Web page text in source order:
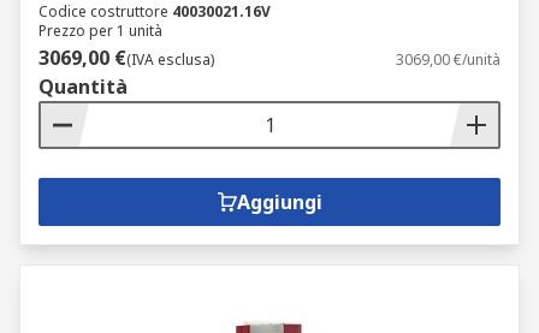
Codice costruttore 40030021.16V
Prezzo per 1 unità
3069,00 €(IVA esclusa) 3069,00 €/unità
Quantità
Aggiungi